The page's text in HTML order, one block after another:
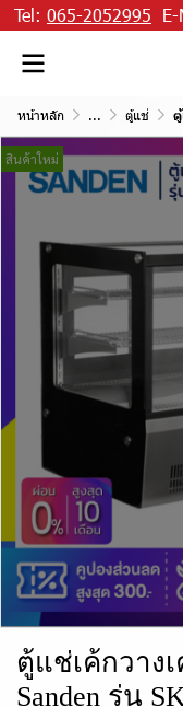
Tel: 065-2052995
หน้าหลัก ... ตู้แช่ ตู้
สินค้าใหม่
ตู้แช่เค้กวาง
Sanden รุ่น